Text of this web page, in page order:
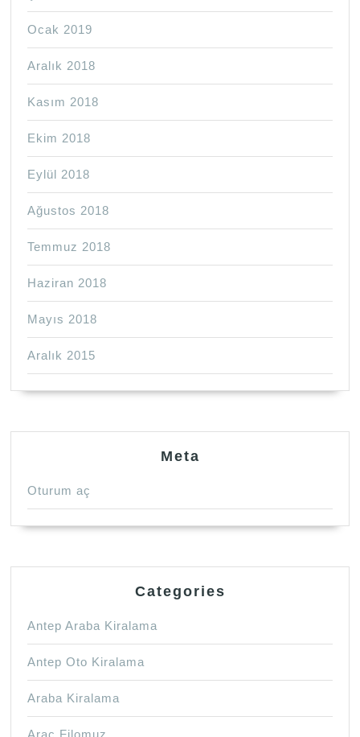
Ocak 2019
Aralık 2018
Kasım 2018
Ekim 2018
Eylül 2018
Ağustos 2018
Temmuz 2018
Haziran 2018
Mayıs 2018
Aralık 2015
Meta
Oturum aç
Categories
Antep Araba Kiralama
Antep Oto Kiralama
Araba Kiralama
Araç Filomuz